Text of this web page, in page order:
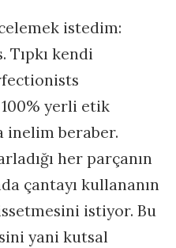
istedim:
Tıpkı kendi
yerli etik
inelim beraber.
her parçanın
çantayı kullananın
istiyor. Bu
yani kutsal